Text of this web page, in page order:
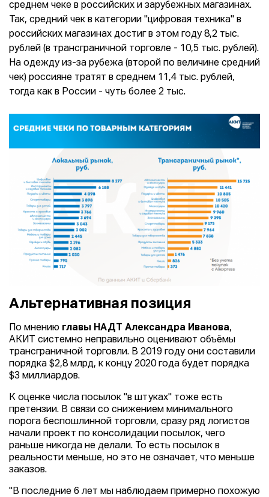
среднем чеке в российских и зарубежных магазинах.
Так, средний чек в категории "цифровая техника" в
российских магазинах достиг в этом году 8,2 тыс.
рублей (в трансграничной торговле - 10,5 тыс. рублей).
На одежду из-за рубежа (второй по величине средний
чек) россияне тратят в среднем 11,4 тыс. рублей,
тогда как в России - чуть более 2 тыс.
Альтернативная позиция
По мнению главы НАДТ Александра Иванова,
АКИТ системно неправильно оценивают объёмы
трансграничной торговли. В 2019 году они составили
порядка $2,8 млрд, к концу 2020 года будет порядка
$3 миллиардов.
К оценке числа посылок "в штуках" тоже есть
претензии. В связи со снижением минимального
порога беспошлинной торговли, сразу ряд логистов
начали проект по консолидации посылок, чего
раньше никогда не делали. То есть посылок в
реальности меньше, но это не означает, что меньше
заказов.
"В последние 6 лет мы наблюдаем примерно похожую